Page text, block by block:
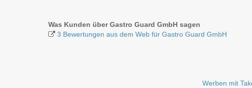
Was Kunden über Gastro Guard GmbH sagen
3 Bewertungen aus dem Web für Gastro Guard GmbH
Werben mit